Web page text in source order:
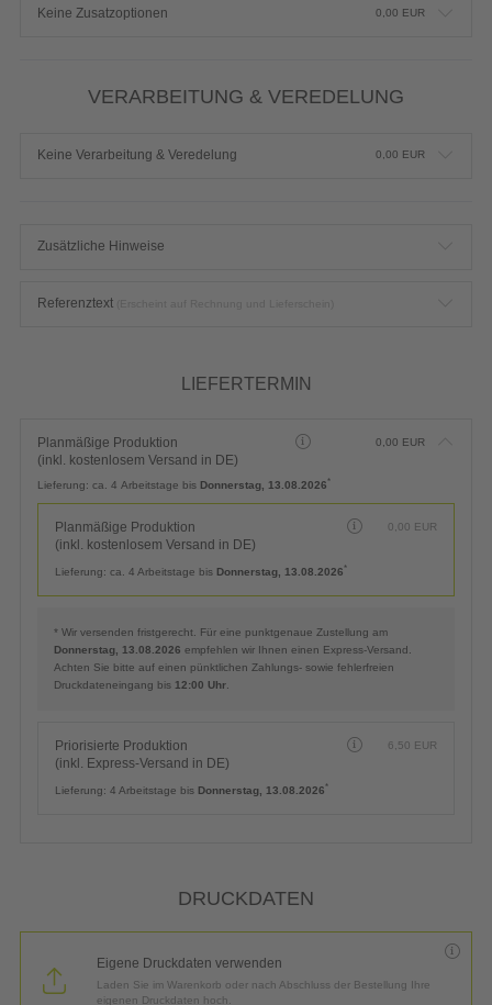
Keine Zusatzoptionen 0,00 EUR
VERARBEITUNG & VEREDELUNG
Keine Verarbeitung & Veredelung 0,00 EUR
Zusätzliche Hinweise
Referenztext
LIEFERTERMIN
Planmäßige Produktion
(inkl. kostenlosem Versand in DE)
0,00 EUR
Lieferung: ca. 4 Arbeitstage bis Donnerstag, 13.08.2026*
Planmäßige Produktion
(inkl. kostenlosem Versand in DE)
0,00 EUR
Lieferung: ca. 4 Arbeitstage bis Donnerstag, 13.08.2026*
* Wir versenden fristgerecht. Für eine punktgenaue Zustellung am
Donnerstag, 13.08.2026 empfehlen wir Ihnen einen Express-Versand.
Achten Sie bitte auf einen pünktlichen Zahlungs- sowie fehlerfreien
Druckdateneingang bis 12:00 Uhr
Priorisierte Produktion
(inkl. Express-Versand in DE)
6,50 EUR
Lieferung: 4 Arbeitstage bis Donnerstag, 13.08.2026*
DRUCKDATEN
Eigene Druckdaten verwenden
Laden Sie im Warenkorb oder nach Abschluss der Bestellung Ihre
eigenen Druckdaten hoch.